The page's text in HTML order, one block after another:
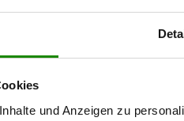
und Anzeigen zu
sind individuelle
Diese Gutachten werden